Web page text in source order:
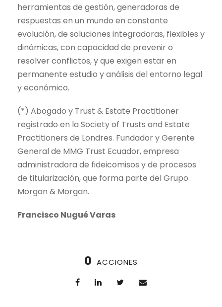
herramientas de gestión, generadoras de
respuestas en un mundo en constante
evolución, de soluciones integradoras, flexibles y
dinámicas, con capacidad de prevenir o
resolver conflictos, y que exigen estar en
permanente estudio y análisis del entorno legal
y económico.
(*) Abogado y Trust & Estate Practitioner
registrado en la Society of Trusts and Estate
Practitioners de Londres. Fundador y Gerente
General de MMG Trust Ecuador, empresa
administradora de fideicomisos y de procesos
de titularización, que forma parte del Grupo
Morgan & Morgan.
Francisco Nugué Varas
0 ACCIONES